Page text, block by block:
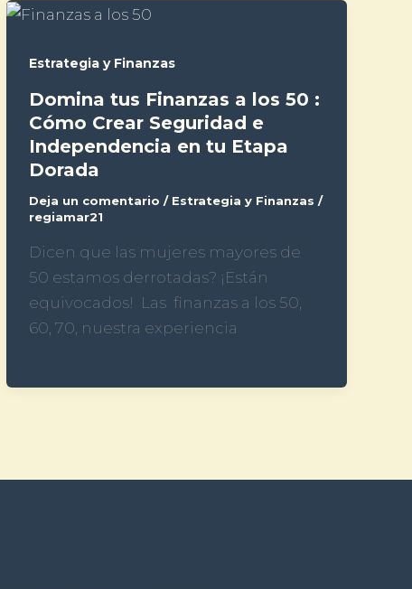
Estrategia y Finanzas
Domina tus Finanzas a los 50 :
Cómo Crear Seguridad e
Independencia en tu Etapa
Dorada
Deja un comentario / Estrategia y Finanzas /
regiamar21
Dicen que las mujeres mayores de
50 estamos derrotadas? ¡Están
equivocados! Las finanzas a los 50,
60, 70, nuestra experiencia